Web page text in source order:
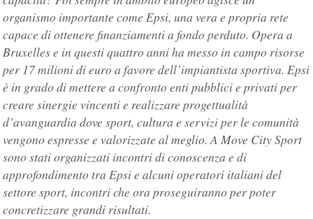
organismo importante come Epsi, una vera e propria rete
capace di ottenere finanziamenti a fondo perduto. Opera a
Bruxelles e in questi quattro anni ha messo in campo risorse
per 17 milioni di euro a favore dell’impiantista sportiva. Epsi
è in grado di mettere a confronto enti pubblici e privati per
creare sinergie vincenti e realizzare progettualità
d’avanguardia dove sport, cultura e servizi per le comunità
vengono espresse e valorizzate al meglio. A Move City Sport
sono stati organizzati incontri di conoscenza e di
approfondimento tra Epsi e alcuni operatori italiani del
settore sport, incontri che ora proseguiranno per poter
concretizzare grandi risultati.